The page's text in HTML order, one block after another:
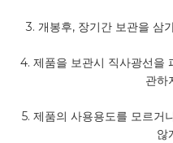
3. 개봉후, 장기간 보관을 삼
4. 제품을 보관시 직사광선을
관하
5. 제품의 사용용도를 모르거
않